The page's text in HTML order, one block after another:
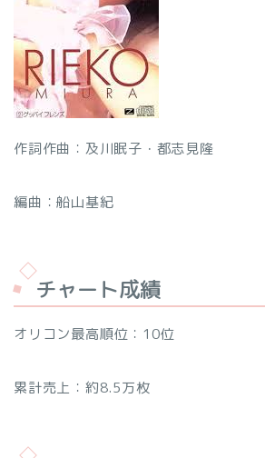
作詞作曲：及川眠子・都志見隆
編曲：船山基紀
チャート成績
オリコン最高順位：10位
累計売上：約8.5万枚